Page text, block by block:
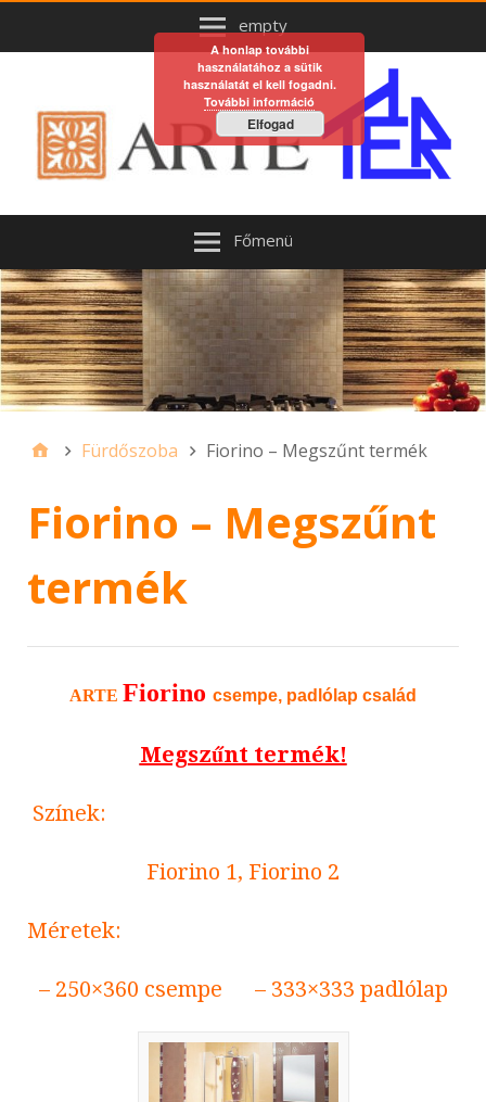
empty
Főmenü
Fürdőszoba Fiorino – Megszűnt termék
Fiorino – Megszűnt
termék
ARTE Fiorino csempe, padlólap család
Megszűnt termék!
Színek:
Fiorino 1, Fiorino 2
Méretek:
– 250×360 csempe – 333×333 padlólap
A honlap további
használatához a sütik
használatát el kell fogadni.
További információ
Elfogad